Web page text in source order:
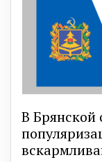
В Брянской